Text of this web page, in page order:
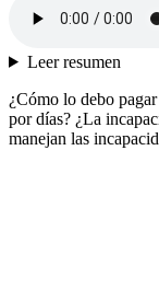
Leer resumen
¿Cómo lo debo
por días? ¿La
manejan las